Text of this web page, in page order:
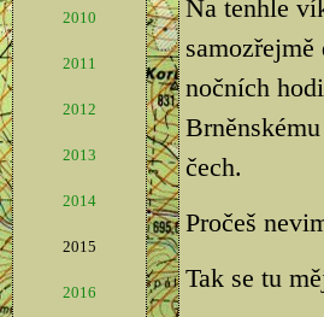
2010
2011
2012
2013
2014
2015
2016
Na tenhle
nočních
čech.
Pročeš
Tak se tu